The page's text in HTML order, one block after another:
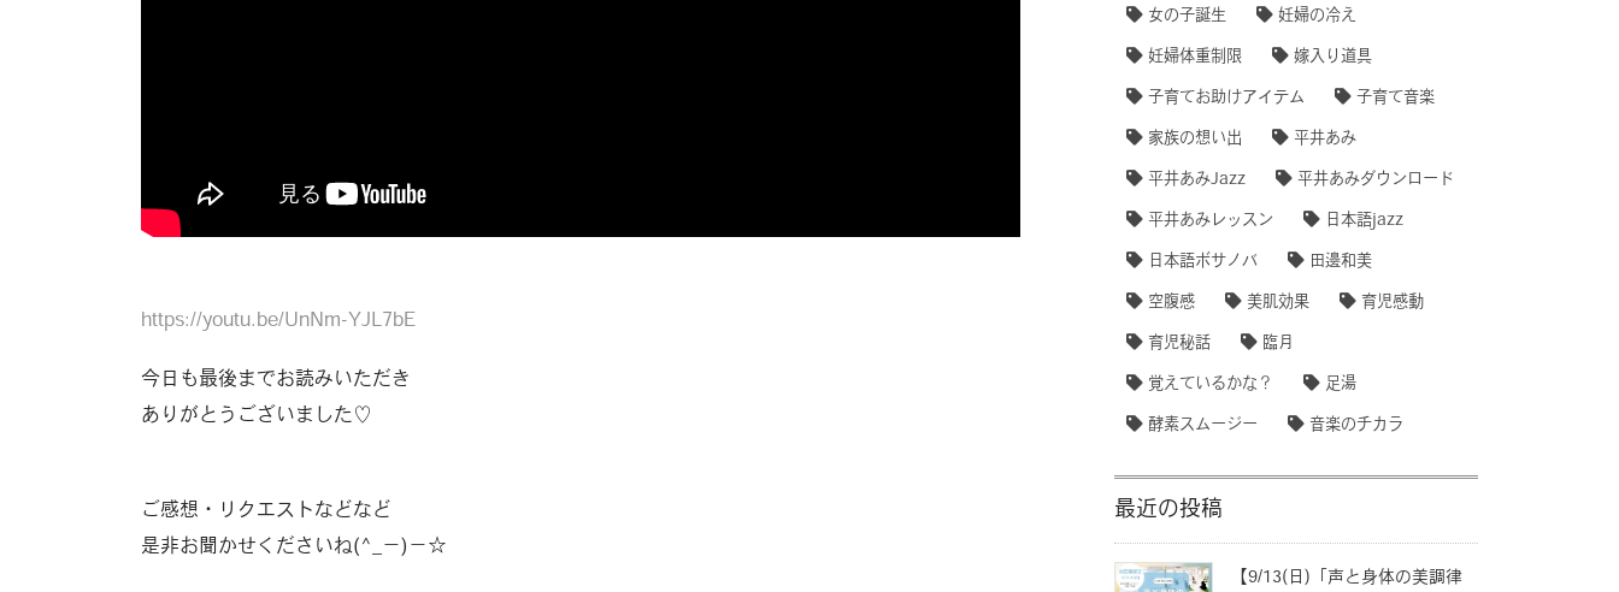
https://youtu.be/UnNm-YJL7bE
今日も最後までお読みいただき
ありがとうございました♡
ご感想・リクエストなどなど
是非お聞かせくださいね(^_−)−☆
女の子誕生 妊婦の冷え
妊婦体重制限 嫁入り道具
子育てお助けアイテム 子育て音楽
家族の想い出 平井あみ
平井あみJazz 平井あみダウンロード
平井あみレッスン 日本語jazz
日本語ボサノバ 田邊和美
空腹感 美肌効果 育児感動
育児秘話 臨月
覚えているかな？ 足湯
酵素スムージー 音楽のチカラ
最近の投稿
【9/13(日)「声と身体の美調律